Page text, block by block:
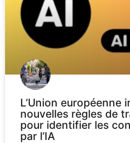
L’Union européenne
nouvelles règles de
pour identifier les
par l’IA